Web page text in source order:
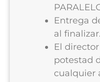
Entrega
al finalizar.
El
potestad
cualquier